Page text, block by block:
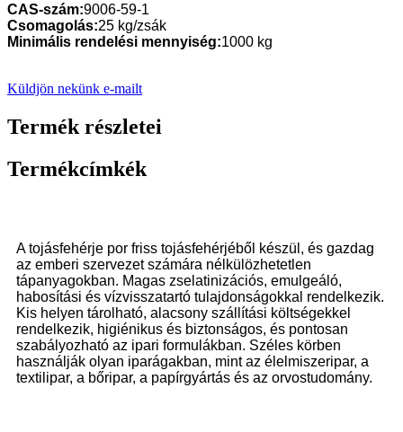
CAS-szám:9006-59-1
Csomagolás:25 kg/zsák
Minimális rendelési mennyiség:1000 kg
Küldjön nekünk e-mailt
Termék részletei
Termékcímkék
A tojásfehérje por friss tojásfehérjéből készül, és gazdag
az emberi szervezet számára nélkülözhetetlen
tápanyagokban. Magas zselatinizációs, emulgeáló,
habosítási és vízvisszatartó tulajdonságokkal rendelkezik.
Kis helyen tárolható, alacsony szállítási költségekkel
rendelkezik, higiénikus és biztonságos, és pontosan
szabályozható az ipari formulákban. Széles körben
használják olyan iparágakban, mint az élelmiszeripar, a
textilipar, a bőripar, a papírgyártás és az orvostudomány.